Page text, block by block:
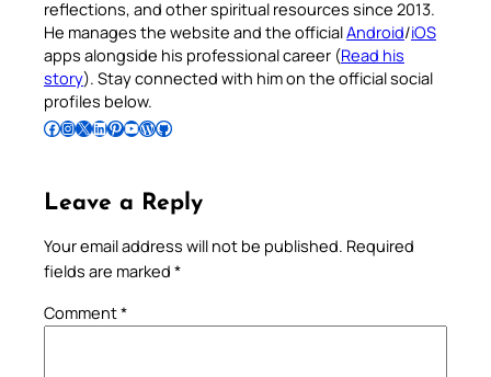
reflections, and other spiritual resources since 2013.
He manages the website and the officialAndroid/iOS
apps alongside his professional career (Read his
story). Stay connected with him on the official social
profiles below.
Follow Pradeep on Facebook Follow Pradeep on InstagramFollow Pradeep on X Follow Pradeep on LinkedIn Follow Pradeep on Pinterest Subscribe to Pradeep’s Youtube Channel Follow Pradeep on WordPress Follow Pradeep on GitHub
Leave a Reply
Your email address will not be published. Required
fields are marked *
Comment*